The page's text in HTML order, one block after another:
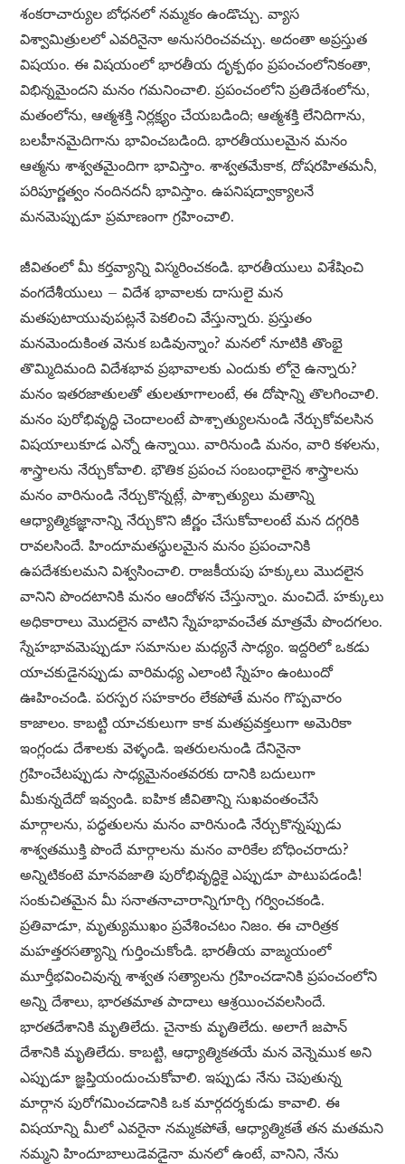
శంకరాచార్యుల బోధనలో నమ్మకం ఉండొచ్చు. వ్యాస
విశ్వామిత్రులలో ఎవరినైనా అనుసరించవచ్చు. అదంతా అప్రస్తుత
విషయం. ఈ విషయంలో భారతీయ దృక్పథం ప్రపంచంలోనికంతా,
విభిన్నమైందని మనం గమనించాలి. ప్రపంచంలోని ప్రతిదేశంలోను,
మతంలోను, ఆత్మశక్తి నిర్లక్ష్యం చేయబడింది; ఆత్మశక్తి లేనిదిగాను,
బలహీనమైదిగాను భావించబడింది. భారతీయులమైన మనం
ఆత్మను శాశ్వతమైందిగా భావిస్తాం. శాశ్వతమేకాక, దోషరహితమనీ,
పరిపూర్ణత్వం నందినదనీ భావిస్తాం. ఉపనిషద్వాక్యాలనే
మనమెప్పుడూ ప్రమాణంగా గ్రహించాలి.
జీవితంలో మీ కర్తవ్యాన్ని విస్మరించకండి. భారతీయులు విశేషించి
వంగదేశీయులు – విదేశ భావాలకు దాసులై మన
మతపుటాయువుపట్లనే పెకలించి వేస్తున్నారు. ప్రస్తుతం
మనమెందుకింత వెనుక బడివున్నాం? మనలో నూటికి తొంభై
తొమ్మిదిమంది విదేశభావ ప్రభావాలకు ఎందుకు లోనై ఉన్నారు?
మనం ఇతరజాతులతో తులతూగాలంటే, ఈ దోషాన్ని తొలగించాలి.
మనం పురోభివృద్ధి చెందాలంటే పాశ్చాత్యులనుండి నేర్చుకోవలసిన
విషయాలుకూడ ఎన్నో ఉన్నాయి. వారినుండి మనం, వారి కళలను,
శాస్త్రాలను నేర్చుకోవాలి. భౌతిక ప్రపంచ సంబంధాలైన శాస్త్రాలను
మనం వారినుండి నేర్చుకొన్నట్లే, పాశ్చాత్యులు మతాన్ని
ఆధ్యాత్మికజ్ఞానాన్ని నేర్చుకొని జీర్ణం చేసుకోవాలంటే మన దగ్గరికి
రావలసిందే. హిందూమతస్థులమైన మనం ప్రపంచానికి
ఉపదేశకులమని విశ్వసించాలి. రాజకీయపు హక్కులు మొదలైన
వానిని పొందటానికి మనం ఆందోళన చేస్తున్నాం. మంచిదే. హక్కులు
అధికారాలు మొదలైన వాటిని స్నేహభావంచేత మాత్రమే పొందగలం.
స్నేహభావమెప్పుడూ సమానుల మధ్యనే సాధ్యం. ఇద్దరిలో ఒకడు
యాచకుడైనప్పుడు వారిమధ్య ఎలాంటి స్నేహం ఉంటుందో
ఊహించండి. పరస్పర సహకారం లేకపోతే మనం గొప్పవారం
కాజాలం. కాబట్టి యాచకులుగా కాక మతప్రవక్తలుగా అమెరికా
ఇంగ్లండు దేశాలకు వెళ్ళండి. ఇతరులనుండి దేనినైనా
గ్రహించేటప్పుడు సాధ్యమైనంతవరకు దానికి బదులుగా
మీకున్నదేదో ఇవ్వండి. ఐహిక జీవితాన్ని సుఖవంతంచేసే
మార్గాలను, పద్ధతులను మనం వారినుండి నేర్చుకొన్నప్పుడు
శాశ్వతముక్తి పొందే మార్గాలను మనం వారికేల బోధించరాదు?
అన్నిటికంటె మానవజాతి పురోభివృద్ధికై ఎప్పుడూ పాటుపడండి!
సంకుచితమైన మీ సనాతనాచారాన్నిగూర్చి గర్వించకండి.
ప్రతివాడూ, మృత్యుముఖం ప్రవేశించటం నిజం. ఈ చారిత్రక
మహత్తరసత్యాన్ని గుర్తించుకోండి. భారతీయ వాఙ్మయంలో
మూర్తీభవించివున్న శాశ్వత సత్యాలను గ్రహించడానికి ప్రపంచంలోని
అన్ని దేశాలు, భారతమాత పాదాలు ఆశ్రయించవలసిందే.
భారతదేశానికి మృతిలేదు. చైనాకు మృతిలేదు. అలాగే జపాన్
దేశానికి మృతిలేదు. కాబట్టి, ఆధ్యాత్మికతయే మన వెన్నెముక అని
ఎప్పుడూ జ్ఞప్తియందుంచుకోవాలి. ఇప్పుడు నేను చెపుతున్న
మార్గాన పురోగమించడానికి ఒక మార్గదర్శకుడు కావాలి. ఈ
విషయాన్ని మీలో ఎవరైనా నమ్మకపోతే, ఆధ్యాత్మికతే తన మతమని
నమ్మని హిందూబాలుడెవడైనా మనలో ఉంటే, వానిని, నేను